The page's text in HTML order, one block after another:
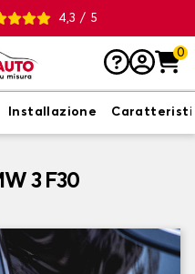
4,3 / 5
0
Installazione
3 F30